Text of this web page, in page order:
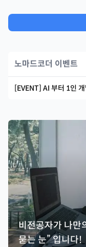
노마드코더 이벤트
[EVENT] AI 부터 1인
비전공자가 나만
묻는 눈” 입니다!